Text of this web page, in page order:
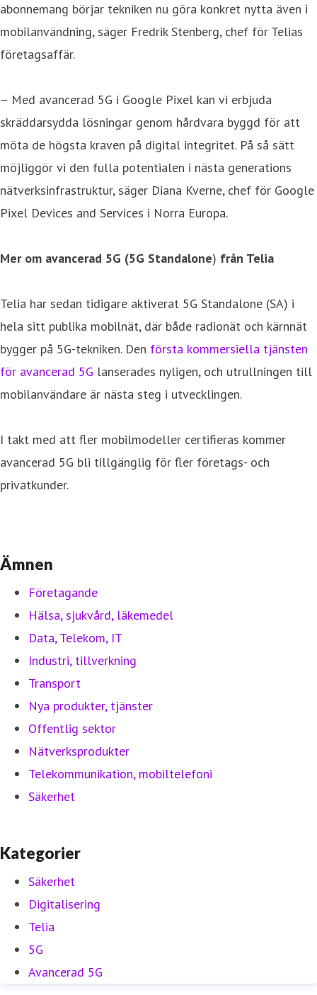
abonnemang börjar tekniken nu göra konkret nytta även i
mobilanvändning, säger Fredrik Stenberg, chef för Telias
företagsaffär.
– Med avancerad 5G i Google Pixel kan vi erbjuda
skräddarsydda lösningar genom hårdvara byggd för att
möta de högsta kraven på digital integritet. På så sätt
möjliggör vi den fulla potentialen i nästa generations
nätverksinfrastruktur, säger Diana Kverne, chef för Google
Pixel Devices and Services i Norra Europa.
Mer om avancerad 5G (5G Standalone) från Telia
Telia har sedan tidigare aktiverat 5G Standalone (SA) i
hela sitt publika mobilnät, där både radionät och kärnnät
bygger på 5G-tekniken. Den första kommersiella tjänsten
för avancerad 5G lanserades nyligen, och utrullningen till
mobilanvändare är nästa steg i utvecklingen.
I takt med att fler mobilmodeller certifieras kommer
avancerad 5G bli tillgänglig för fler företags- och
privatkunder.
Ämnen
Företagande
Hälsa, sjukvård, läkemedel
Data, Telekom, IT
Industri, tillverkning
Transport
Nya produkter, tjänster
Offentlig sektor
Nätverksprodukter
Telekommunikation, mobiltelefoni
Säkerhet
Kategorier
Säkerhet
Digitalisering
Telia
5G
Avancerad 5G